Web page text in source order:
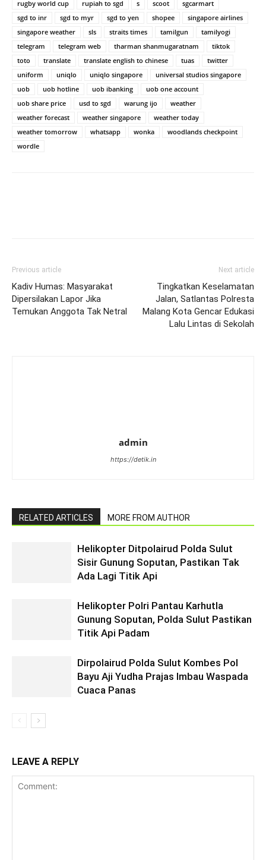
rugby world cup rupiah to sgd s scoot
sgcarmart
sgd to inr
sgd to myr sgd to yen shopee
singapore airlines
singapore weather
sls straits times tamilgun
tamilyogi
telegram
telegram web tharman shanmugaratnam
tiktok
toto
translate translate english to chinese tuas
twitter
uniform
uniqlo uniqlo singapore
universal studios singapore
uob
uob hotline uob ibanking
uob one account
uob share price
usd to sgd warung ijo
weather
weather forecast
weather singapore
weather today
weather tomorrow
whatsapp wonka
woodlands checkpoint
wordle
Previous article
Kadiv Humas: Masyarakat
Dipersilakan Lapor Jika
Temukan Anggota Tak Netral
Next article
Tingkatkan Keselamatan
Jalan, Satlantas Polresta
Malang Kota Gencar Edukasi
Lalu Lintas di Sekolah
admin
https://detik.in
RELATED ARTICLES MORE FROM AUTHOR
Helikopter Ditpolairud Polda Sulut
Sisir Gunung Soputan, Pastikan Tak
Ada Lagi Titik Api
Helikopter Polri Pantau Karhutla
Gunung Soputan, Polda Sulut Pastikan
Titik Api Padam
Dirpolairud Polda Sulut Kombes Pol
Bayu Aji Yudha Prajas Imbau Waspada
Cuaca Panas
LEAVE A REPLY